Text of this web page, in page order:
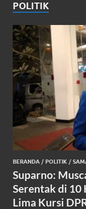
POLITIK
BERANDA / POLITIK /
Suparno:
Serentak di 10
Lima Kursi